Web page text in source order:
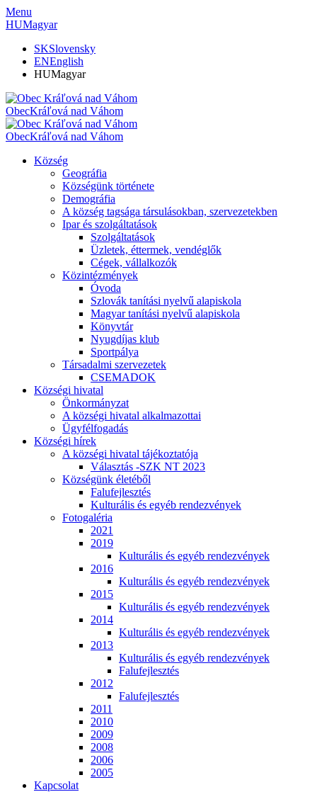
Menu
HUMagyar
SKSlovensky
ENEnglish
HUMagyar
ObecKráľová nad Váhom
ObecKráľová nad Váhom
Község
Geográfia
Községünk története
Demográfia
A község tagsága társulásokban, szervezetekben
Ipar és szolgáltatások
Szolgáltatások
Üzletek, éttermek, vendéglők
Cégek, vállalkozók
Közintézmények
Óvoda
Szlovák tanítási nyelvű alapiskola
Magyar tanítási nyelvű alapiskola
Könyvtár
Nyugdíjas klub
Sportpálya
Társadalmi szervezetek
CSEMADOK
Községi hivatal
Önkormányzat
A községi hivatal alkalmazottai
Ügyfélfogadás
Községi hírek
A községi hivatal tájékoztatója
Választás -SZK NT 2023
Községünk életéből
Falufejlesztés
Kulturális és egyéb rendezvények
Fotogaléria
2021
2019
Kulturális és egyéb rendezvények
2016
Kulturális és egyéb rendezvények
2015
Kulturális és egyéb rendezvények
2014
Kulturális és egyéb rendezvények
2013
Kulturális és egyéb rendezvények
Falufejlesztés
2012
Falufejlesztés
2011
2010
2009
2008
2006
2005
Kapcsolat